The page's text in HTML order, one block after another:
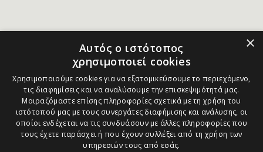
×
Αυτός ο ιστότοπος
χρησιμοποιεί cookies
Χρησιμοποιούμε cookies για να εξατομικεύσουμε το περιεχόμενο,
τις διαφημίσεις και να αναλύσουμε την επισκεψιμότητά μας.
Μοιραζόμαστε επίσης πληροφορίες σχετικά με τη χρήση του
ιστότοπού μας με τους συνεργάτες διαφήμισης και ανάλυσης, οι
οποίοι ενδέχεται να τις συνδυάσουν με άλλες πληροφορίες που
τους έχετε παράσχει ή που έχουν συλλέξει από τη χρήση των
υπηρεσιών τους από εσάς.